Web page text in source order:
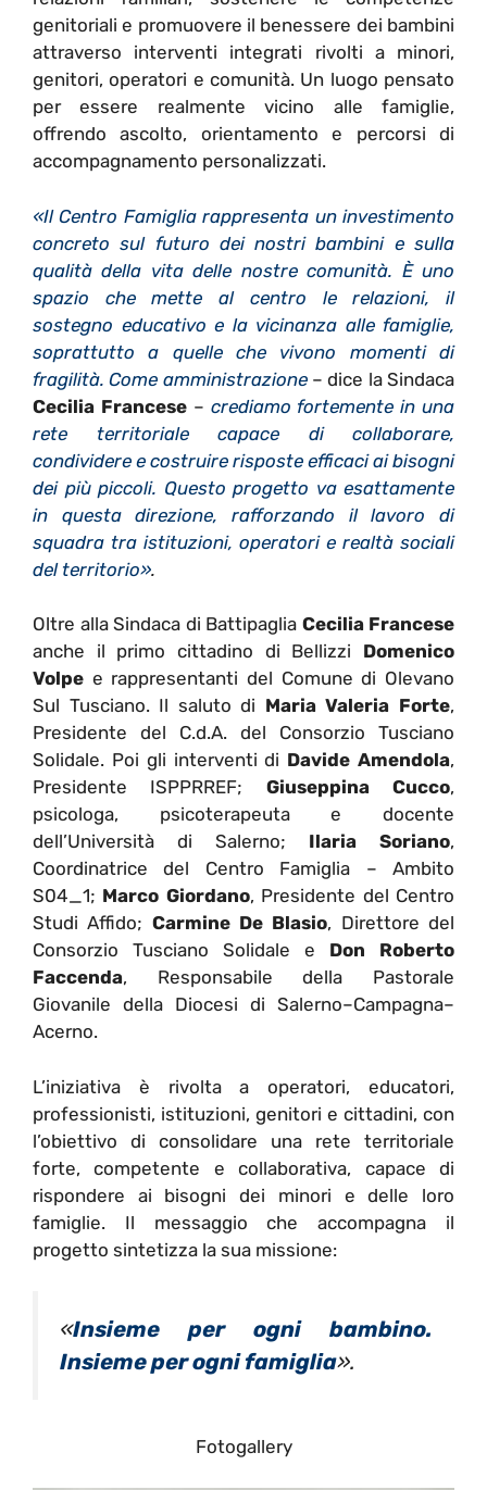
genitoriali e promuovere il benessere dei bambini
attraverso interventi integrati rivolti a minori,
genitori, operatori e comunità. Un luogo pensato
per essere realmente vicino alle famiglie,
offrendo ascolto, orientamento e percorsi di
accompagnamento personalizzati.
«Il Centro Famiglia rappresenta un investimento
concreto sul futuro dei nostri bambini e sulla
qualità della vita delle nostre comunità. È uno
spazio che mette al centro le relazioni, il
sostegno educativo e la vicinanza alle famiglie,
soprattutto a quelle che vivono momenti di
fragilità. Come amministrazione– dice la Sindaca
Cecilia Francese– crediamo fortemente in una
rete territoriale capace di collaborare,
condividere e costruire risposte efficaci ai bisogni
dei più piccoli. Questo progetto va esattamente
in questa direzione, rafforzando il lavoro di
squadra tra istituzioni, operatori e realtà sociali
del territorio».
Oltre alla Sindaca di Battipaglia Cecilia Francese
anche il primo cittadino di Bellizzi Domenico
Volpe e rappresentanti del Comune di Olevano
Sul Tusciano. Il saluto di Maria Valeria Forte,
Presidente del C.d.A. del Consorzio Tusciano
Solidale. Poi gli interventi di Davide Amendola,
Presidente ISPPRREF; Giuseppina Cucco,
psicologa, psicoterapeuta e docente
dell’Università di Salerno; Ilaria Soriano,
Coordinatrice del Centro Famiglia – Ambito
S04_1; Marco Giordano, Presidente del Centro
Studi Affido; Carmine De Blasio, Direttore del
Consorzio Tusciano Solidale e Don Roberto
Faccenda, Responsabile della Pastorale
Giovanile della Diocesi di Salerno–Campagna–
Acerno.
L’iniziativa è rivolta a operatori, educatori,
professionisti, istituzioni, genitori e cittadini, con
l’obiettivo di consolidare una rete territoriale
forte, competente e collaborativa, capace di
rispondere ai bisogni dei minori e delle loro
famiglie. Il messaggio che accompagna il
progetto sintetizza la sua missione:
«Insieme per ogni bambino.
Insieme per ogni famiglia».
Fotogallery